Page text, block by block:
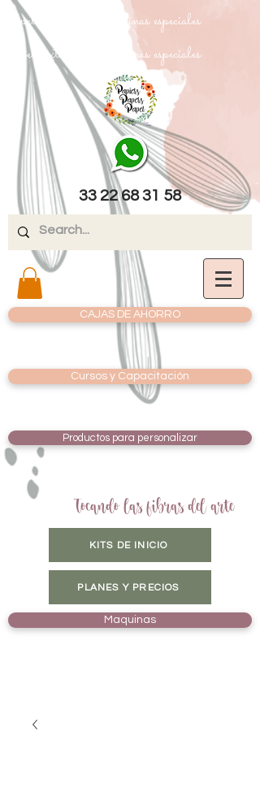
papel texturizado cartulinas especiales
papel texturizado cartulinas especiales
33 22 68 31 58
CAJAS DE AHORRO
Cursos y Capacitación
Productos para personalizar
Tocando las fibras del arte
KITS DE INICIO
PLANES Y PRECIOS
Maquinas